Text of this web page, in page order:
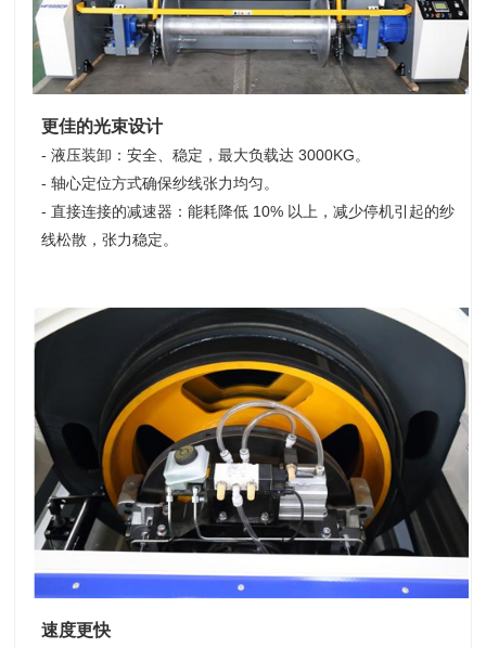
更佳的光束设计
- 液压装卸：安全、稳定，最大负载达 3000KG。
- 轴心定位方式确保纱线张力均匀。
- 直接连接的减速器：能耗降低 10% 以上，减少停机引起的纱
线松散，张力稳定。
速度更快